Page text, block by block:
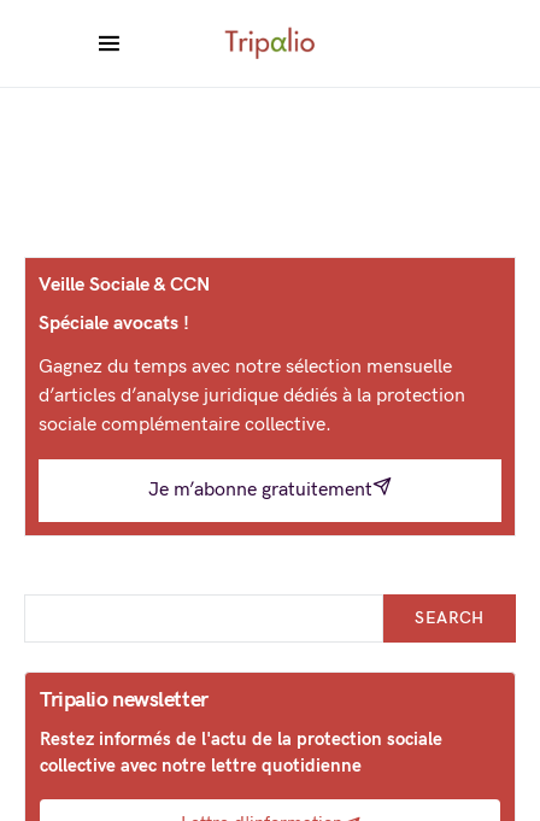
Veille Sociale & CCN
Spéciale avocats !
Gagnez du temps avec notre sélection mensuelle
d’articles d’analyse juridique dédiés à la protection
sociale complémentaire collective.
Je m’abonne gratuitement
SEARCH
Tripalio newsletter
Restez informés de l'actu de la protection sociale
collective avec notre lettre quotidienne